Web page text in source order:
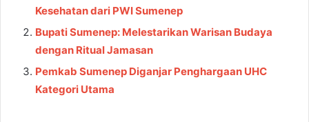
Kesehatan dari PWI Sumenep
Bupati Sumenep: Melestarikan Warisan Budaya
dengan Ritual Jamasan
Pemkab Sumenep Diganjar Penghargaan UHC
Kategori Utama